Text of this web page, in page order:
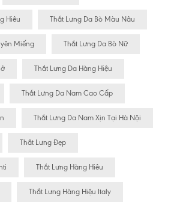
Hiêu Thắt Lưng Da Bò Màu Nâu
Miếng Thắt Lưng Da Bò Nữ
Thắt Lưng Da Hàng Hiệu
Thắt Lưng Da Nam Cao Cấp
Thắt Lưng Da Nam Xịn Tại Hà Nội
Thắt Lưng Đẹp
Thắt Lưng Hàng Hiêu
Thắt Lưng Hàng Hiệu Italy